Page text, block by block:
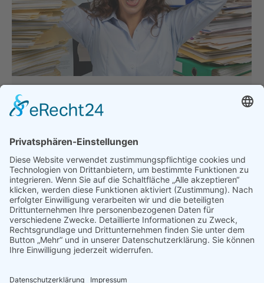
Bürokratie-Frust? Der Bund der
Selbständigen hört zu!
Allgemein Von bdsadmin
„Bürokratie-Frust? Der Bund der Selbständigen hört
zu!
Der BDS hat einen ‘Bürokratie-
Kummerkasten’ eingerichtet. Jetzt ist Ihre Chance,
Ihre Erfahrungen zu teilen: Welche bürokratischen
Hürden behindern Sie? Wo verschwenden Sie Zeit
mit Formularen? Welche Regelungen belasten Ihr
Unternehmen besonders? Haben Sie Ideen zur